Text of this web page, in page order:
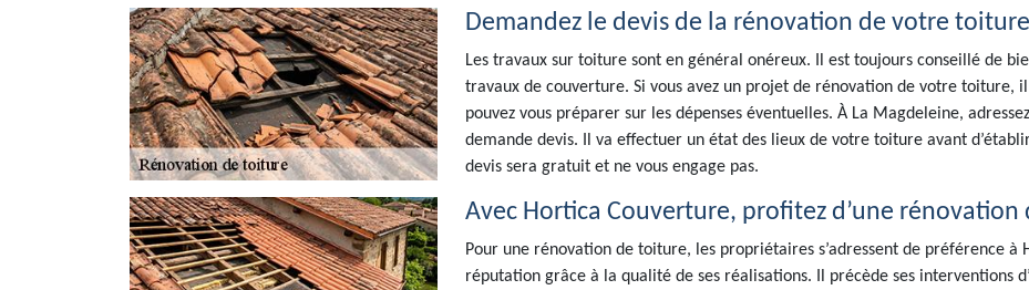
Demandez le devis de la rénovation de votre
Les travaux sur toiture sont en général onéreux. Il est toujours conseillé de
travaux de couverture. Si vous avez un projet de rénovation de votre toiture, il
pouvez vous préparer sur les dépenses éventuelles. À La Magdeleine,
demande devis. Il va effectuer un état des lieux de votre toiture avant
devis sera gratuit et ne vous engage pas.
Avec Hortica Couverture, profitez d’une rénovation
Pour une rénovation de toiture, les propriétaires s’adressent de préférence
réputation grâce à la qualité de ses réalisations. Il précède ses interventions